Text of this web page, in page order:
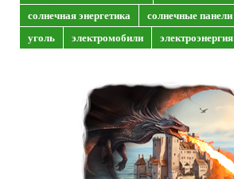
солнечная энергетика
солнечные панели
уголь
электромобили электроэнергия